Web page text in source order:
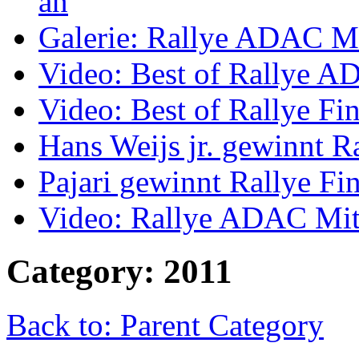
Galerie: Rallye ADAC
Video: Best of Rallye
Video: Best of Rallye
Hans Weijs jr. gewinnt
Pajari gewinnt Rallye
Video: Rallye ADAC
Category: 2011
Back to: Parent Category